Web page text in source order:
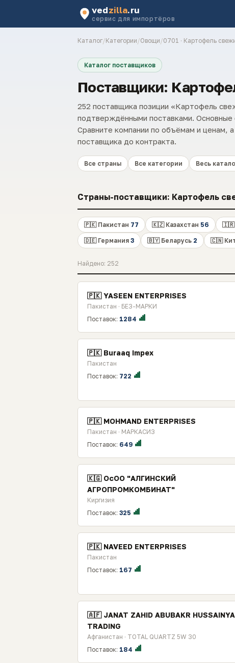
vedzilla.ru
сервис для импортёров
Каталог/Категории/Овощи/0701 · Картофель
Каталог поставщиков
Поставщики:
252 поставщика позиции «Картофель
подтверждёнными поставками.
Сравните компании по объёмам и ценам,
поставщика до контракта.
Все страны Все категории Весь
Страны-поставщики: Картофель
🇵🇰 Пакистан 77 🇰🇿 Казахстан 56 🇮🇷
🇩🇪 Германия 3 🇧🇾 Беларусь 2 🇨🇳
Найдено: 252
🇵🇰 YASEEN ENTERPRISES
Пакистан · БЕЗ-МАРКИ
Поставок: 1284
🇵🇰 Buraaq Impex
Пакистан
Поставок: 722
🇵🇰 MOHMAND ENTERPRISES
Пакистан · МАРКАСИЗ
Поставок: 649
🇰🇬 ОcОО "АЛГИНСКИЙ
АГРОПРОМКОМБИНАТ"
Киргизия
Поставок: 325
🇵🇰 NAVEED ENTERPRISES
Пакистан
Поставок: 167
🇦🇫 JANAT ZAHID ABUBAKR
TRADING
Афганистан · TOTAL QUARTZ 5W 30
Поставок: 184